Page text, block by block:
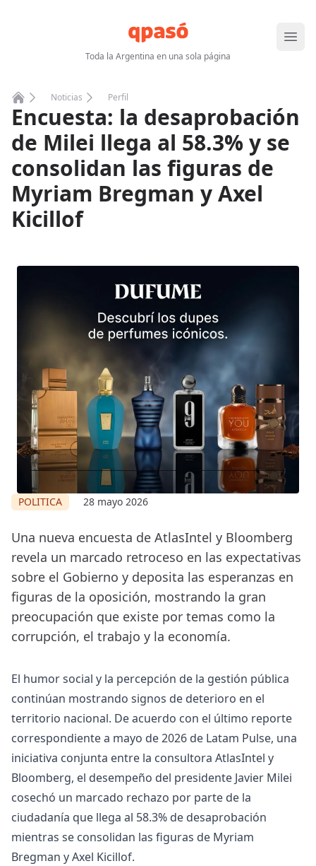
Toda la Argentina en una sola página
Abrir
Home
Noticias Perfil
Encuesta: la desaprobación
de Milei llega al 58.3% y se
consolidan las figuras de
Myriam Bregman y Axel
Kicillof
POLITICA 28 mayo 2026
Una nueva encuesta de AtlasIntel y Bloomberg
revela un marcado retroceso en las expectativas
sobre el Gobierno y deposita las esperanzas en
figuras de la oposición, mostrando la gran
preocupación que existe por temas como la
corrupción, el trabajo y la economía.
El humor social y la percepción de la gestión pública
continúan mostrando signos de deterioro en el
territorio nacional. De acuerdo con el último reporte
correspondiente a mayo de 2026 de Latam Pulse, una
iniciativa conjunta entre la consultora AtlasIntel y
Bloomberg, el desempeño del presidente Javier Milei
cosechó un marcado rechazo por parte de la
ciudadanía que llega al 58.3% de desaprobación
mientras se consolidan las figuras de Myriam
Bregman y Axel Kicillof.